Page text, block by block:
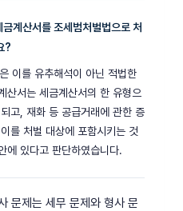
계산서를 조세범처벌법으로 처
?
이를 유추해석이 아닌 적법한
산서는 세금계산서의 한 유형으
고, 재화 등 공급거래에 관한 증
를 처벌 대상에 포함시키는 것
에 있다고 판단하였습니다.
문제는 세무 문제와 형사 문